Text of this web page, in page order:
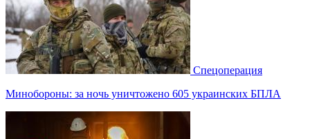
Спецоперация
Минобороны: за ночь уничтожено 605 украинских БПЛА